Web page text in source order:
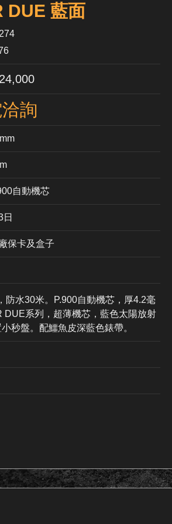
DUE 藍面
詢
自動機芯
日
保卡及盒子
防水30米。P.900自動機芯，厚4.2毫
DUE系列，超薄機芯，藍色太陽放射
秒盤。配鱷魚皮深藍色錶帶。